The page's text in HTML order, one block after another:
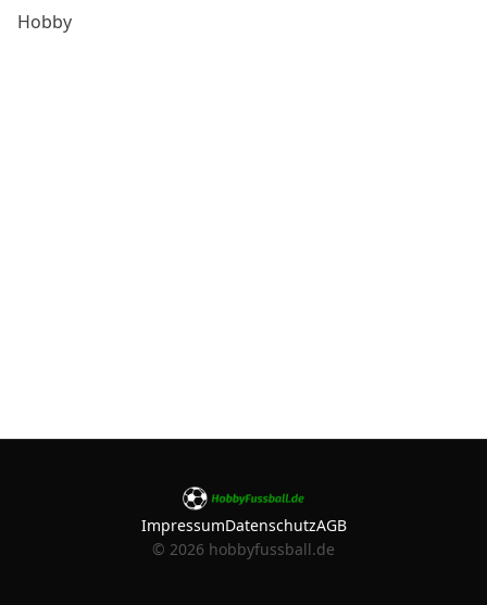
Hobby
ImpressumDatenschutzAGB
© 2026 hobbyfussball.de